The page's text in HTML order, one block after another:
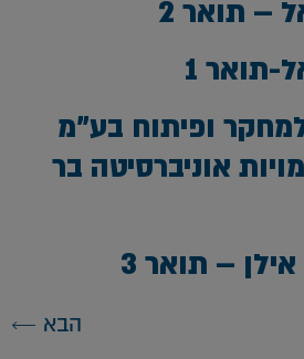
– תואר 2
תואר 1
ופיתוח בע”מ
אוניברסיטה בר
– תואר 3
הבא ←